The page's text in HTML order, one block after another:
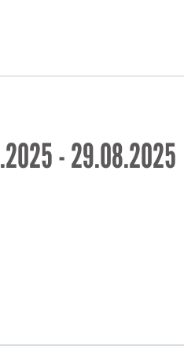
- 29.08.2025